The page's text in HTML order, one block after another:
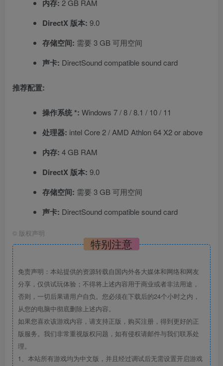
内存: 2 GB RAM
DirectX 版本: 9.0
存储空间: 需要 3 GB 可用空间
声卡: DirectSound compatible sound card
推荐配置:
操作系统 *: Windows 7 / 8 / 8.1 / 10 / 11
处理器: intel Core 2 / AMD Athlon 64 X2 or above
内存: 4 GB RAM
DirectX 版本: 9.0
存储空间: 需要 3 GB 可用空间
声卡: DirectSound compatible sound card
© 版权声明
特别注意
免责声明：本站提供的资源转载自国内外各大媒体和网络和网友
分享，仅供试玩体验；不得将上述内容用于商业或者非法用途，
否则，一切后果请用户自负。您必须在下载后的24个小时之内，
从您的电脑中彻底删除上述内容。
如果您喜欢该游戏内容，请支持正版，购买注册，得到更好的正
版服务。我们非常重视版权问题，如有侵权请邮件与我们联系处
理。
1、本站所有游戏均为中文版，并且经过调试后无需设置开启游戏